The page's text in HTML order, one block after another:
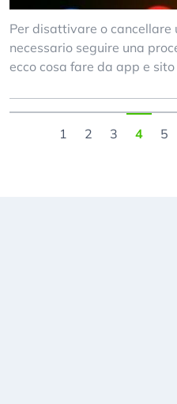
Per disattivare o cancellare
necessario seguire una
ecco cosa fare da app e
1 2 3 4 5